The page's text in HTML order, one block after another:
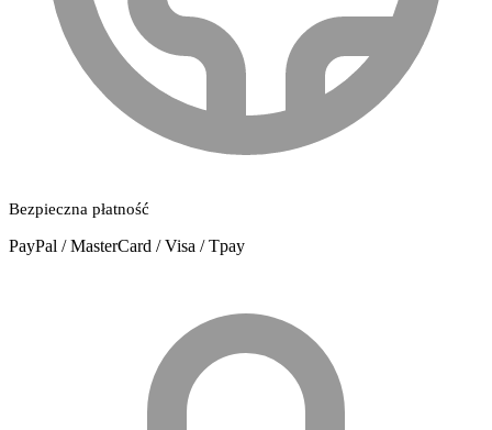
Bezpieczna płatność
PayPal / MasterCard / Visa / Tpay